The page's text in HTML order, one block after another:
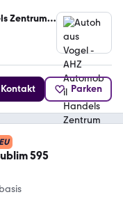
Zentrum
Kontakt Parken
595